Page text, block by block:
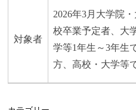
対象者
2026年3月大学院
校卒業予定者、大
学等1年生～3年生
方、高校・大学等